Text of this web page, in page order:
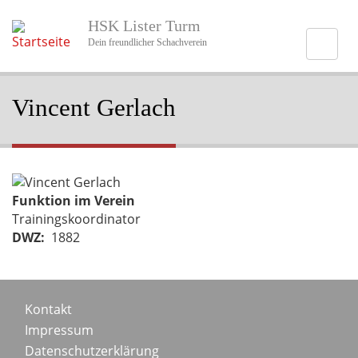
zum
Inhalt
HSK Lister Turm
Dein freundlicher Schachverein
Vincent Gerlach
Portraitbild
Funktion im Verein
Trainingskoordinator
DWZ
1882
Footer
menu
Kontakt
Impressum
Datenschutzerklärung